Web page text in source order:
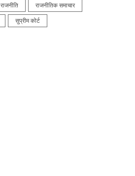
राजनीति राजनीतिक समाचार
सुप्रीम कोर्ट